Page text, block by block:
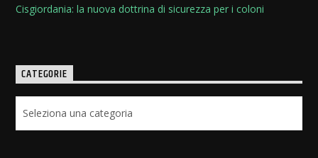
Cisgiordania: la nuova dottrina di sicurezza per i coloni
CATEGORIE